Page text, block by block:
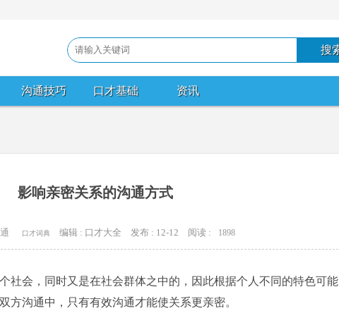
沟通技巧 口才基础 资讯
影响亲密关系的沟通方式
口才词典 编辑 : 口才大全 发布 : 12-12 阅读 : 1898
会，同时又是在社会群体之中的，因此根据个人不同的特色可能
方沟通中，只有有效沟通才能使关系更亲密。